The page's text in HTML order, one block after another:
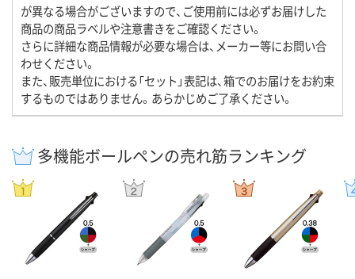
が異なる場合がございますので、ご使用前には必ずお届けした
商品の商品ラベルや注意書きをご確認ください。
さらに詳細な商品情報が必要な場合は、メーカー等にお問い合
わせください。
また、販売単位における「セット」表記は、箱でのお届けをお約束
するものではありません。あらかじめご了承ください。
多機能ボールペンの売れ筋ランキング